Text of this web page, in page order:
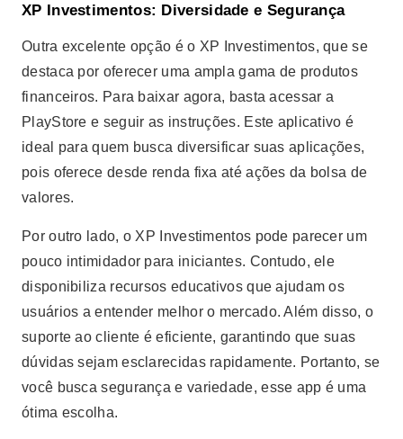
XP Investimentos: Diversidade e Segurança
Outra excelente opção é o XP Investimentos, que se
destaca por oferecer uma ampla gama de produtos
financeiros. Para baixar agora, basta acessar a
PlayStore e seguir as instruções. Este aplicativo é
ideal para quem busca diversificar suas aplicações,
pois oferece desde renda fixa até ações da bolsa de
valores.
Por outro lado, o XP Investimentos pode parecer um
pouco intimidador para iniciantes. Contudo, ele
disponibiliza recursos educativos que ajudam os
usuários a entender melhor o mercado. Além disso, o
suporte ao cliente é eficiente, garantindo que suas
dúvidas sejam esclarecidas rapidamente. Portanto, se
você busca segurança e variedade, esse app é uma
ótima escolha.